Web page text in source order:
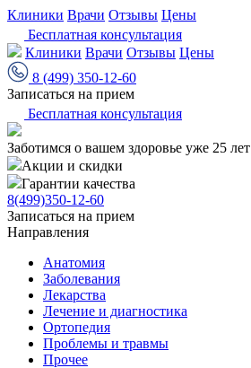
Клиники Врачи Отзывы Цены
Бесплатная консультация
Клиники Врачи Отзывы Цены
8 (499) 350-12-60
Записаться на прием
Бесплатная консультация
Заботимся о вашем здоровье уже 25 лет
Акции и скидки
Гарантии качества
8(499)350-12-60
Записаться на прием
Направления
Анатомия
Заболевания
Лекарства
Лечение и диагностика
Ортопедия
Проблемы и травмы
Прочее